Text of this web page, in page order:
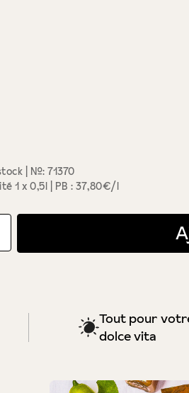
| №: 71370
1 x 0,5l PB : 37,80€/l
de produit : Entrez la quantité
Tout pour
dolce vita